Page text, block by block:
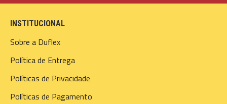
INSTITUCIONAL
Sobre a Duflex
Política de Entrega
Políticas de Privacidade
Políticas de Pagamento